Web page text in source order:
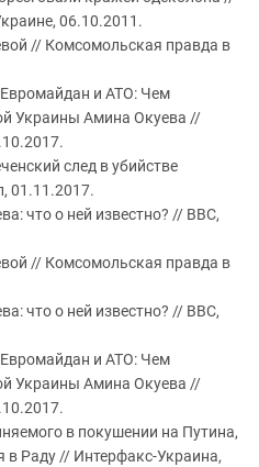
06.10.2011.
// Комсомольская правда в
Евромайдан и АТО: Чем
Украины Амина Окуева //
след в убийстве
01.11.2017.
что о ней известно? // BBC,
// Комсомольская правда в
что о ней известно? // BBC,
Евромайдан и АТО: Чем
Украины Амина Окуева //
в покушении на Путина,
в Раду // Интерфакс-Украина,